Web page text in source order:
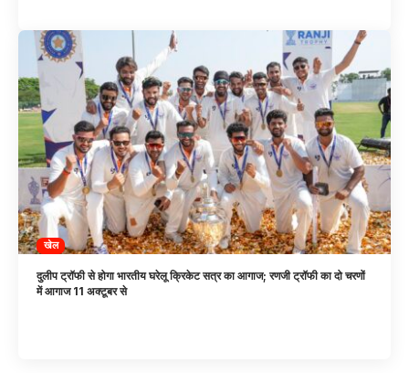
खेल
दुलीप ट्रॉफी से होगा भारतीय घरेलू क्रिकेट सत्र का आगाज; रणजी ट्रॉफी का दो चरणों
में आगाज 11 अक्टूबर से